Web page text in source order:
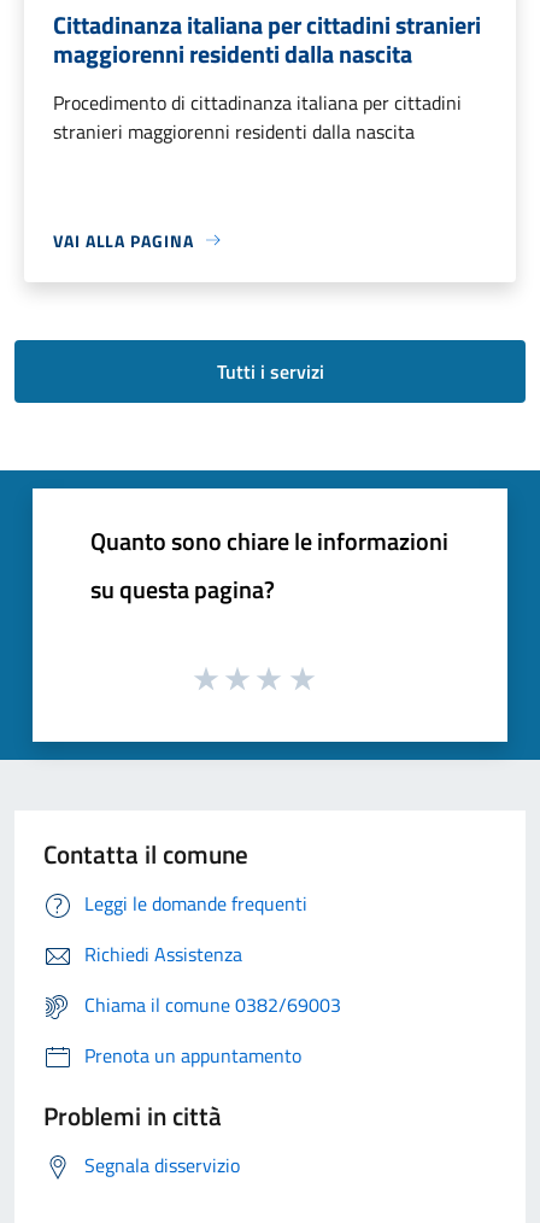
Cittadinanza italiana per cittadini stranieri
maggiorenni residenti dalla nascita
Procedimento di cittadinanza italiana per cittadini
stranieri maggiorenni residenti dalla nascita
VAI ALLA PAGINA
Tutti i servizi
Quanto sono chiare le informazioni
su questa pagina?
Contatta il comune
Leggi le domande frequenti
Richiedi Assistenza
Chiama il comune 0382/69003
Prenota un appuntamento
Problemi in città
Segnala disservizio